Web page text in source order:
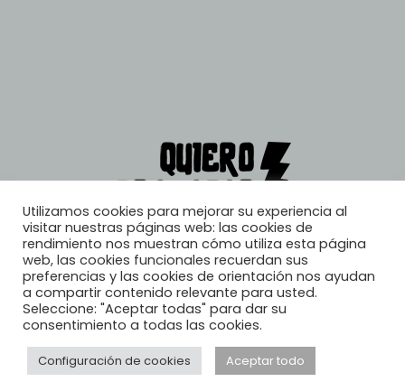
© 2026, Quiero Trabajar
Utilizamos cookies para mejorar su experiencia al
visitar nuestras páginas web: las cookies de
rendimiento nos muestran cómo utiliza esta página
web, las cookies funcionales recuerdan sus
preferencias y las cookies de orientación nos ayudan
a compartir contenido relevante para usted.
Seleccione: "Aceptar todas" para dar su
consentimiento a todas las cookies.
Configuración de cookies Aceptar todo